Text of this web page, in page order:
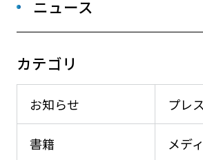
ニュース
カテゴリ
お知らせ プレ
メデ
書籍